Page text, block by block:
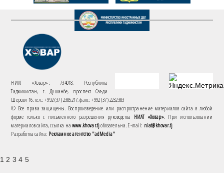
НИАТ «Ховар»: 734018, Республика
Таджикистан, г. Душанбе, проспект Саъди
Шерози 16. тел.: +992 (37) 2385217, факс: +992 (37) 2232383
© Все права защищены. Воспроизведение или распространение материалов сайта в любой
форме только с письменного разрешения руководства НИАТ «Ховар». При использовании
материалов сайта, ссылка наwww.khovar.tjобязательна. E-mail: niat@khovar.tj
Разработка сайта: Рекламное агентство "adMedia"
1 2 3 4 5